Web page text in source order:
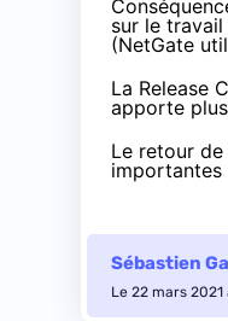
sur le
(NetGate
La Release
apporte
Le retour de
importantes
Sébastien
Le 22 mars 2021